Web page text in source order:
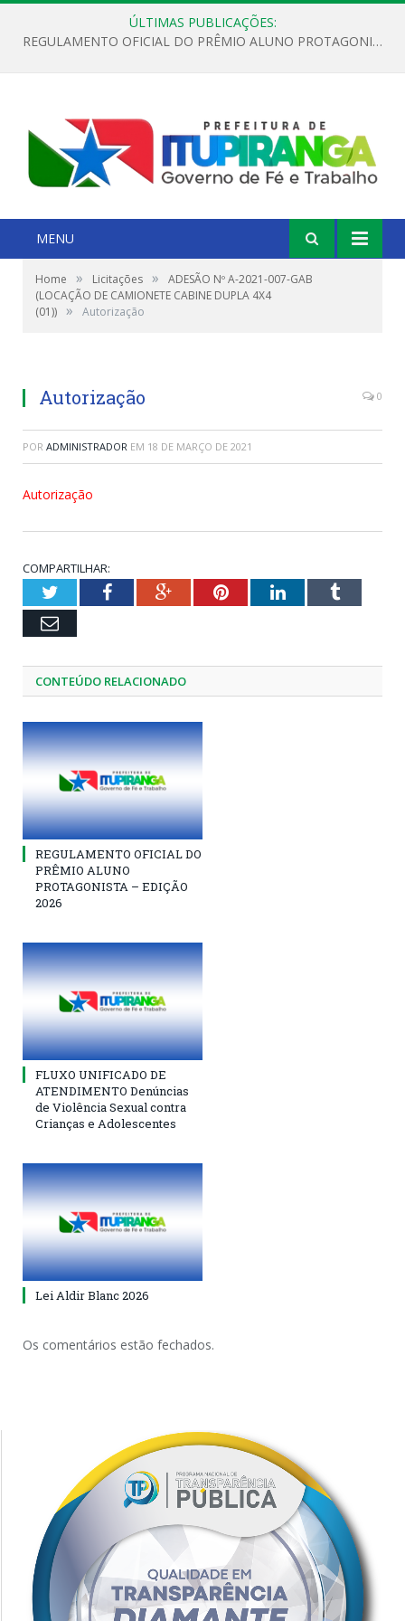
ÚLTIMAS PUBLICAÇÕES:
REGULAMENTO OFICIAL DO PRÊMIO ALUNO PROTAGONISTA – EDIÇÃO 2026
MENU
Home » Licitações »
ADESÃO Nº A-2021-007-GAB
(LOCAÇÃO DE CAMIONETE CABINE DUPLA 4X4
(01)) » Autorização
Autorização 0
POR ADMINISTRADOR EM 18 DE MARÇO DE 2021
Autorização
COMPARTILHAR:
TwitterFacebookGoogle+PinterestLinkedInTumblr
Email
CONTEÚDO RELACIONADO
REGULAMENTO OFICIAL DO
PRÊMIO ALUNO
PROTAGONISTA – EDIÇÃO
2026
FLUXO UNIFICADO DE
ATENDIMENTO Denúncias
de Violência Sexual contra
Crianças e Adolescentes
Lei Aldir Blanc 2026
Os comentários estão fechados.